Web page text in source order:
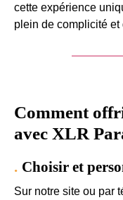
cette expérience
plein de complicité et
Comment
avec XLR
Choisir et
Sur notre site ou par